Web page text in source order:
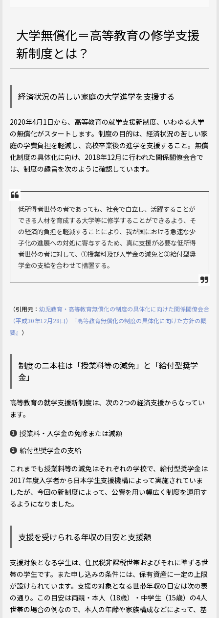
大学無償化＝高等教育の修学支援
新制度とは？
経済状況の苦しい家庭の大学進学を支援する
2020年4月1日から、高等教育の就学支援新制度、いわゆる大学
の無償化がスタートします。制度の目的は、経済状況の苦しい家
庭の学費負担を軽減し、高校卒業後の進学を支援すること。無償
化制度の具体化に向け、2018年12月に行われた関係閣僚会合で
は、制度の趣旨を次のように確認しています。
低所得者世帯の者であっても、社会で自立し、活躍することが
できる人材を育成する大学等に修学することができるよう、そ
の経済的負担を軽減することにより、我が国における急速な少
子化の進展への対処に寄与するため、真に支援が必要な低所得
者世帯の者に対して、①授業料及び入学金の減免と②給付型奨
学金の支給を合わせて措置する。
（引用元： 幼児教育・高等教育無償化の制度の具体化に向けた関係閣僚会合
（平成30年12月28日）『高等教育無償化の制度の具体化に向けた方針の概
要』 ）
制度の二本柱は「授業料等の減免」と「給付型奨学
金」
高等教育の就学支援新制度は、次の2つの経済支援からなってい
ます。
授業料・入学金の免除または減額
給付型奨学金の支給
これまでも授業料等の減免はそれぞれの学校で、給付型奨学金は
2017年度入学者から日本学生支援機構によって実施されていま
したが、今回の新制度によって、公費を用い幅広く制度を運用す
るようになりました。
支援を受けられる年収の目安と支援額
支援対象となる学生は、住民税非課税世帯およびそれに準ずる世
帯の学生です。また申し込みの条件には、保有資産に一定の上限
が設けられています。支援の対象となる世帯年収の目安は次の表
の通り。この目安は両親・本人（18歳）・中学生（15歳）の4人
世帯の場合の例なので、本人の年齢や家族構成などによって、基